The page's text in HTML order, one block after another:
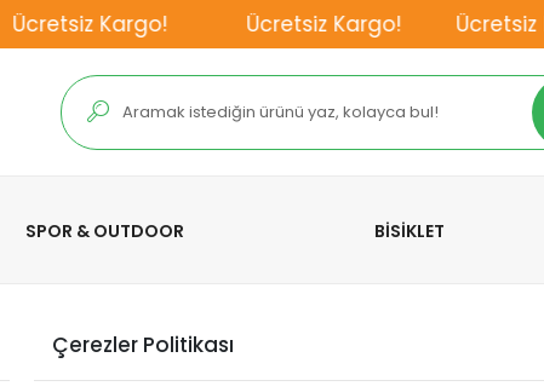
Ücretsiz Kargo! Ücretsiz Kargo! Ücretsiz
SPOR & OUTDOOR BİSİKLET
Çerezler Politikası